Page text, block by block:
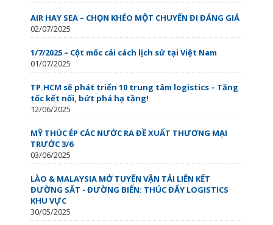
AIR HAY SEA – CHỌN KHÉO MỘT CHUYẾN ĐI ĐÁNG GIÁ
02/07/2025
1/7/2025 – Cột mốc cải cách lịch sử tại Việt Nam
01/07/2025
TP.HCM sẽ phát triển 10 trung tâm logistics – Tăng
tốc kết nối, bứt phá hạ tầng!
12/06/2025
MỸ THÚC ÉP CÁC NƯỚC RA ĐỀ XUẤT THƯƠNG MẠI
TRƯỚC 3/6
03/06/2025
LÀO & MALAYSIA MỞ TUYẾN VẬN TẢI LIÊN KẾT
ĐƯỜNG SẮT - ĐƯỜNG BIỂN: THÚC ĐẨY LOGISTICS
KHU VỰC
30/05/2025